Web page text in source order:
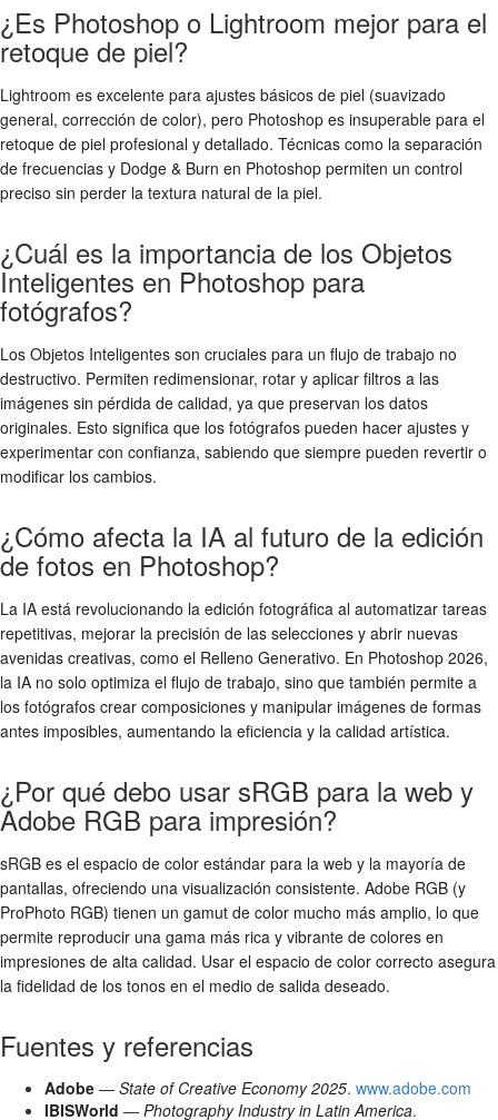
¿Es Photoshop o Lightroom mejor para el
retoque de piel?
Lightroom es excelente para ajustes básicos de piel (suavizado
general, corrección de color), pero Photoshop es insuperable para el
retoque de piel profesional y detallado. Técnicas como la separación
de frecuencias y Dodge & Burn en Photoshop permiten un control
preciso sin perder la textura natural de la piel.
¿Cuál es la importancia de los Objetos
Inteligentes en Photoshop para
fotógrafos?
Los Objetos Inteligentes son cruciales para un flujo de trabajo no
destructivo. Permiten redimensionar, rotar y aplicar filtros a las
imágenes sin pérdida de calidad, ya que preservan los datos
originales. Esto significa que los fotógrafos pueden hacer ajustes y
experimentar con confianza, sabiendo que siempre pueden revertir o
modificar los cambios.
¿Cómo afecta la IA al futuro de la edición
de fotos en Photoshop?
La IA está revolucionando la edición fotográfica al automatizar tareas
repetitivas, mejorar la precisión de las selecciones y abrir nuevas
avenidas creativas, como el Relleno Generativo. En Photoshop 2026,
la IA no solo optimiza el flujo de trabajo, sino que también permite a
los fotógrafos crear composiciones y manipular imágenes de formas
antes imposibles, aumentando la eficiencia y la calidad artística.
¿Por qué debo usar sRGB para la web y
Adobe RGB para impresión?
sRGB es el espacio de color estándar para la web y la mayoría de
pantallas, ofreciendo una visualización consistente. Adobe RGB (y
ProPhoto RGB) tienen un gamut de color mucho más amplio, lo que
permite reproducir una gama más rica y vibrante de colores en
impresiones de alta calidad. Usar el espacio de color correcto asegura
la fidelidad de los tonos en el medio de salida deseado.
Fuentes y referencias
Adobe — State of Creative Economy 2025. www.adobe.com
IBISWorld — Photography Industry in Latin America.